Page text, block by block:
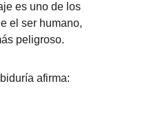
es uno de los
el ser humano,
peligroso.
afirma: